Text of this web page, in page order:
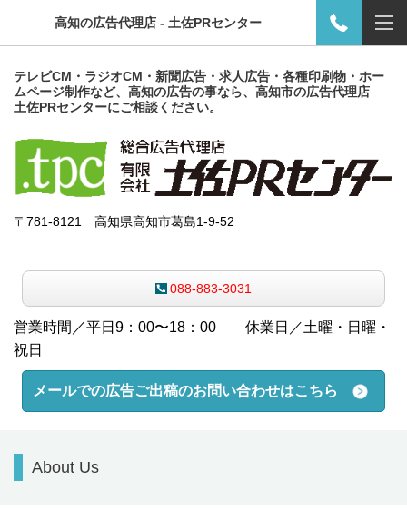
高知の広告代理店 - 土佐PRセンター
テレビCM・ラジオCM・新聞広告・求人広告・各種印刷物・ホー
ムページ制作など、高知の広告の事なら、高知市の広告代理店
土佐PRセンターにご相談ください。
〒781-8121 高知県高知市葛島1-9-52
088-883-3031
営業時間／平日 9：00〜18：00 休業日 ／土曜・日曜・
祝日
メールでの広告ご出稿のお問い合わせはこちら
About Us